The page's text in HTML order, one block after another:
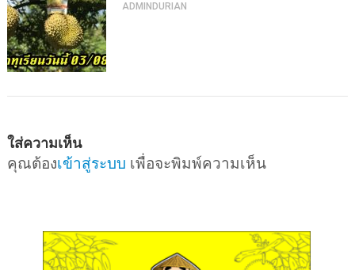
ADMINDURIAN
ใส่ความเห็น
คุณต้องเข้าสู่ระบบ เพื่อจะพิมพ์ความเห็น